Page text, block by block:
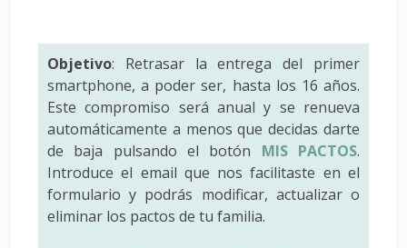
Objetivo: Retrasar la entrega del primer
smartphone, a poder ser, hasta los 16 años.
Este compromiso será anual y se renueva
automáticamente a menos que decidas darte
de baja pulsando el botón MIS PACTOS.
Introduce el email que nos facilitaste en el
formulario y podrás modificar, actualizar o
eliminar los pactos de tu familia.